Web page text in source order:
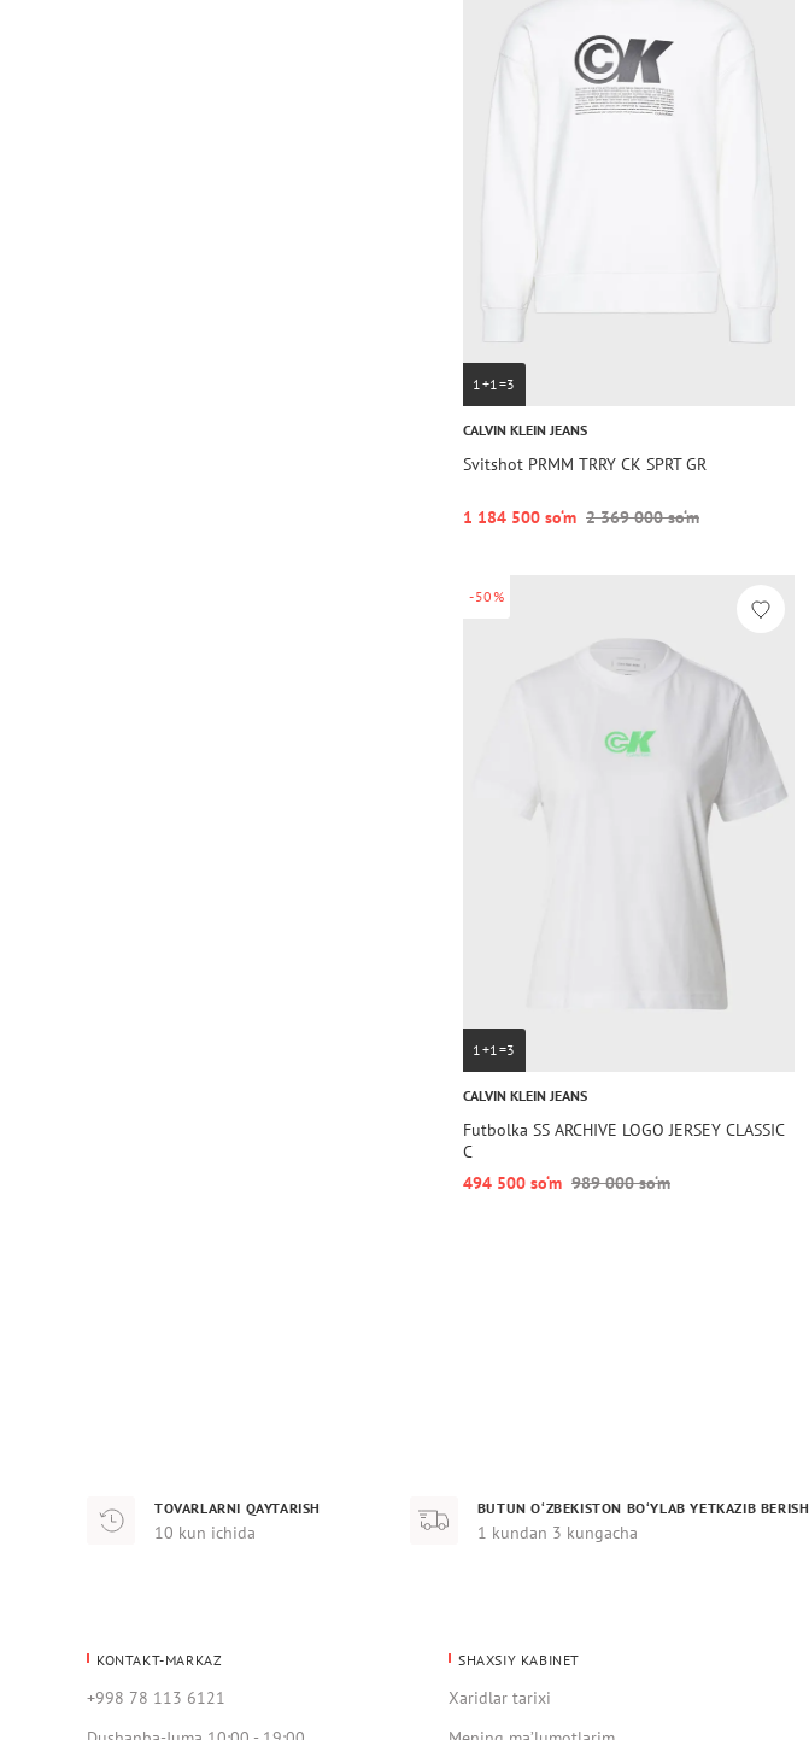
1+1=3
CALVIN KLEIN JEANS
Svitshot PRMM TRRY CK SPRT GR
1 184 500 so‘m 2 369 000 so‘m
-50%
1+1=3
CALVIN KLEIN JEANS
Futbolka SS ARCHIVE LOGO JERSEY CLASSIC
C
494 500 so‘m 989 000 so‘m
TOVARLARNI QAYTARISH
10 kun ichida
BUTUN O‘ZBEKISTON BO‘YLAB YETKAZIB BERISH
1 kundan 3 kungacha
KONTAKT-MARKAZ
+998 78 113 6121
SHAXSIY KABINET
Xaridlar tarixi